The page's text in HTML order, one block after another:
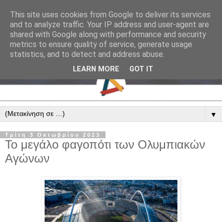
▼
Τρίτη 3 Οκτωβρίου 2023
Το μεγάλο φαγοπότι των Ολυμπιακών
Αγώνων
This site uses cookies from Google to deliver its services
and to analyze traffic. Your IP address and user-agent are
shared with Google along with performance and security
metrics to ensure quality of service, generate usage
statistics, and to detect and address abuse.
LEARN MORE GOT IT